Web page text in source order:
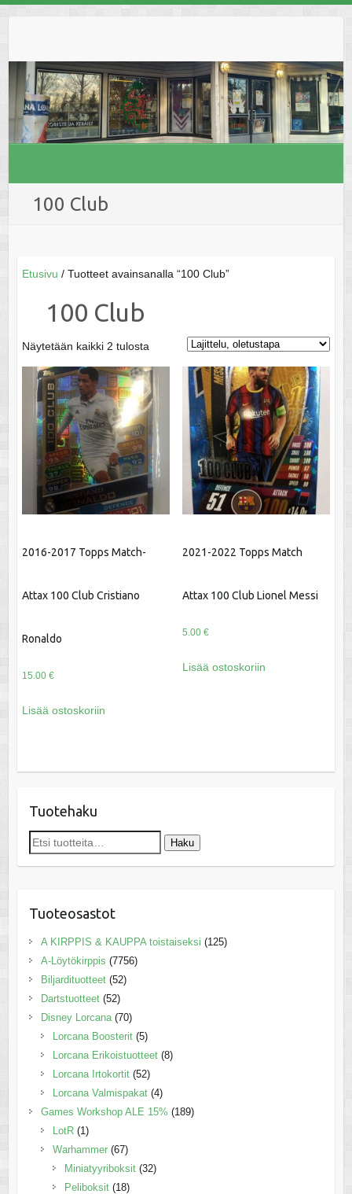
100 Club
Etusivu / Tuotteet avainsanalla “100 Club”
100 Club
Näytetään kaikki 2 tulosta
2016-2017 Topps Match-
Attax 100 Club Cristiano
Ronaldo
15.00 €
Lisää ostoskoriin
2021-2022 Topps Match
Attax 100 Club Lionel Messi
5.00 €
Lisää ostoskoriin
Tuotehaku
Etsi: Haku
Tuoteosastot
A KIRPPIS & KAUPPA toistaiseksi (125)
A-Löytökirppis (7756)
Biljardituotteet (52)
Dartstuotteet (52)
Disney Lorcana (70)
Lorcana Boosterit (5)
Lorcana Erikoistuotteet (8)
Lorcana Irtokortit (52)
Lorcana Valmispakat (4)
Games Workshop ALE 15% (189)
LotR (1)
Warhammer (67)
Miniatyyriboksit (32)
Peliboksit (18)